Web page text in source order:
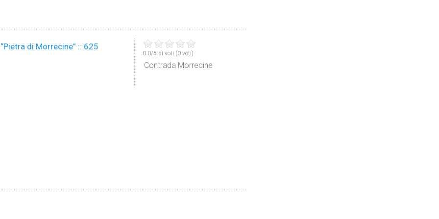
0.0/5 di voti (0 voti)
Contrada Morrecine
di Morrecine” :: 625